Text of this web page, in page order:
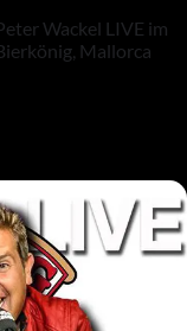
Wackel LIVE im
Mallorca